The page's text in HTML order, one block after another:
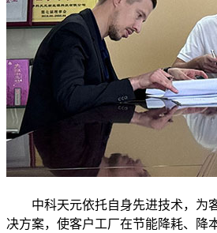
中科天元依托自身先进技术，为
决方案，使客户工厂在节能降耗、降